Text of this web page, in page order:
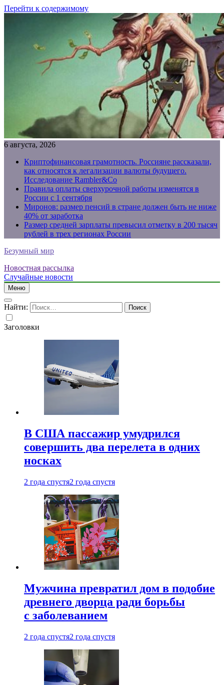
Перейти к содержимому
6 августа, 2026
Криптофинансовая грамотность. Россияне рассказали,
как относятся к легализации валюты будущего.
Исследование Rambler&Co
Правила оплаты сверхурочной работы изменятся в
России с 1 сентября
Миронов: размер пенсий в стране должен быть не ниже
40% от заработка
Размер средней зарплаты превысил отметку в 200 тысяч
рублей в трех регионах России
Безумный мир
Новостная рассылка
Случайные новости
Меню
Найти:
Заголовки
В США пассажир умудрился
совершить два перелета в одних
носках
2 года спустя2 года спустя
Мужчина превратил дом в подобие
древнего дворца ради борьбы
с заболеванием
2 года спустя2 года спустя